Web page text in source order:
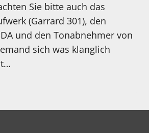
Sie bitte auch das
(Garrard 301), den
und den Tonabnehmer von
sich was klanglich